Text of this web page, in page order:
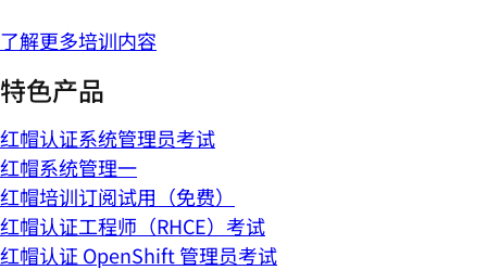
了解更多培训内容
特色产品
红帽认证系统管理员考试
红帽系统管理一
红帽培训订阅试用（免费）
红帽认证工程师（RHCE）考试
红帽认证 OpenShift 管理员考试